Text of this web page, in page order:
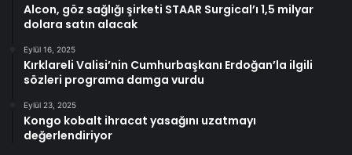
Alcon, göz sağlığı şirketi STAAR Surgical’ı 1,5 milyar
dolara satın alacak
Eylül 16, 2025
Kırklareli Valisi’nin Cumhurbaşkanı Erdoğan’la ilgili
sözleri programa damga vurdu
Eylül 23, 2025
Kongo kobalt ihracat yasağını uzatmayı
değerlendiriyor